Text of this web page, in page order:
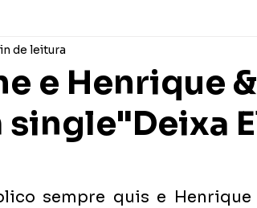
e Henrique &
de leitura
sempre quis e